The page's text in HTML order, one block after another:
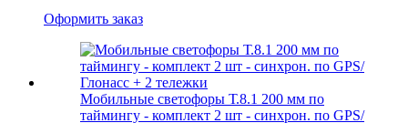
Оформить заказ
Мобильные светофоры Т.8.1 200 мм по
таймингу - комплект 2 шт - синхрон. по GPS/